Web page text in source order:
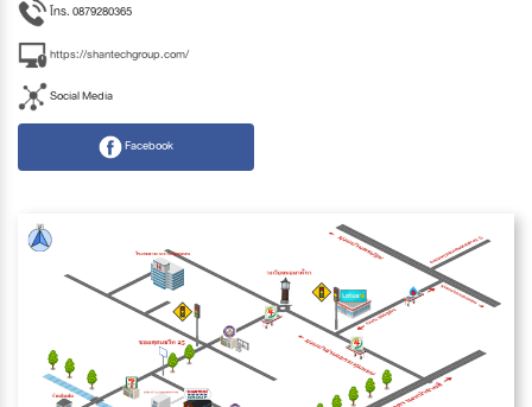
โทร. 0879280365
https://shantechgroup.com/
Social Media
Facebook